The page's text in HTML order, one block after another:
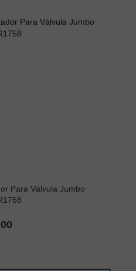
Para Válvula Jumbo